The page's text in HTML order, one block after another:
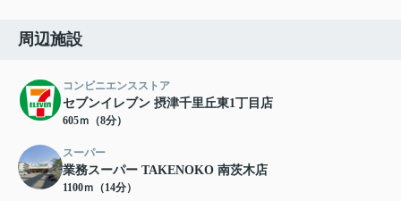
周辺施設
コンビニエンスストア
セブンイレブン 摂津千里丘東1丁目店
605ｍ（8分）
スーパー
業務スーパー TAKENOKO 南茨木店
1100ｍ（14分）